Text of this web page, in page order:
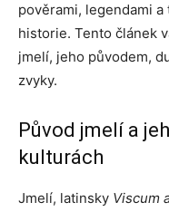
pověrami, legendami
historie. Tento článek
jmelí, jeho původem,
zvyky.
Původ jmelí a
kulturách
Jmelí, latinsky Viscum